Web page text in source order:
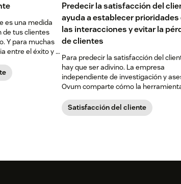
es una medida
de tus clientes
Y para muchas
entre el éxito y el
Predecir la satisfacción del
ayuda a establecer prioridades
las interacciones y evitar la
de clientes
Para predecir la satisfacción del
hay que ser adivino. La empresa
independiente de investigación y
Ovum comparte cómo la
cambiará su negocio, y el futuro de los
análisis de atención al cliente.
Satisfacción del cliente